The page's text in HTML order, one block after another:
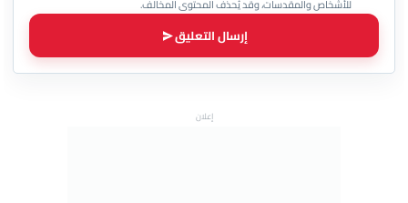
للأشخاص والمقدسات، وقد يُحذف المحتوى المخالف.
إرسال التعليق
إعلان